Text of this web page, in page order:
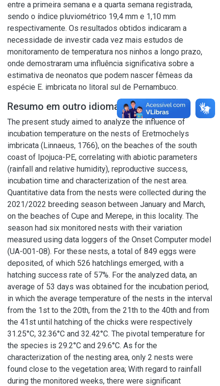
entre a primeira semana e a quarta semana registrada,
sendo o índice pluviométrico 19,4 mm e 1,10 mm
respectivamente. Os resultados obtidos indicaram a
necessidade de investir cada vez mais estudos de
monitoramento de temperatura nos ninhos a longo prazo,
onde demostraram uma influência significativa sobre a
estimativa de neonatos que podem nascer fêmeas da
espécie E. imbricata no litoral sul de Pernambuco.
Resumo em outro idioma
The present study aimed to analyze the influence of
incubation temperature on the nests of Eretmochelys
imbricata (Linnaeus, 1766), on the beaches of the south
coast of Ipojuca-PE, correlating with abiotic parameters
(rainfall and relative humidity), reproductive success,
incubation time and characterization of the nest area.
Quantitative data from the nests were collected during the
2021/2022 breeding season between January and March,
on the beaches of Cupe and Merepe, in this locality. The
season had six monitored nests with their variation
measured using data loggers of the Onset Computer model
(UA-001-08). For these nests, a total of 849 eggs were
deposited, of which 526 hatchlings emerged, with a
hatching success rate of 57%. For the analyzed data, an
average of 53 days was obtained for the incubation period,
in which the average temperature of the nests in the interval
from the 1st to the 20th, from the 21th to the 40th and from
the 41st until hatching of the chicks were respectively
31.25°C, 32.36°C and 32.42°C. The pivotal temperature for
the species is 29.2°C and 29.6°C. As for the
characterization of the nesting area, only 2 nests were
found close to the vegetation area; With regard to rainfall
during the monitored weeks, there were significant